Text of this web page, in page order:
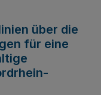
über die
für eine